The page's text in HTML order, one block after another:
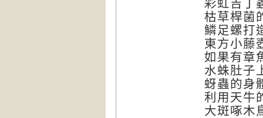
彩虹吉丁
枯草桿菌
鱗足螺打
東方小藤
如果有章
水蛛肚子
蚜蟲的身
利用天牛
大斑啄木